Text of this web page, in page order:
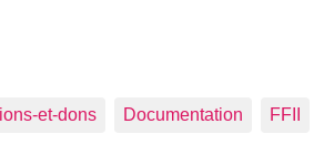
et-dons Documentation FFII